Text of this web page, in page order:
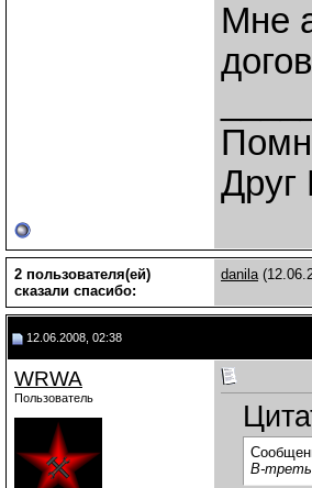
Мне
Друг
2 пользователя(ей)
сказали cпасибо:
danila
12.06.2008, 02:38
WRWA
Пользователь
В-